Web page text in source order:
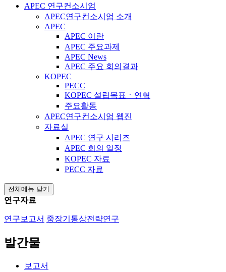
APEC 연구컨소시엄
APEC연구컨소시엄 소개
APEC
APEC 이란
APEC 주요과제
APEC News
APEC 주요 회의결과
KOPEC
PECC
KOPEC 설립목표ㆍ연혁
주요활동
APEC연구컨소시엄 웹진
자료실
APEC 연구 시리즈
APEC 회의 일정
KOPEC 자료
PECC 자료
전체메뉴 닫기
연구자료
연구보고서 중장기통상전략연구
발간물
보고서